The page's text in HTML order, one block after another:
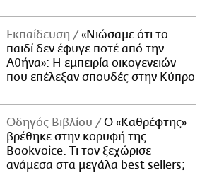
Εκπαίδευση
«Νιώσαμε ότι το
παιδί δεν έφυγε ποτέ από την
Αθήνα»: Η εμπειρία οικογενειών
που επέλεξαν σπουδές στην Κύπρο
Οδηγός Βιβλίου
Ο «Καθρέφτης»
βρέθηκε στην κορυφή της
Bookvoice. Τι τον ξεχώρισε
ανάμεσα στα μεγάλα best sellers;